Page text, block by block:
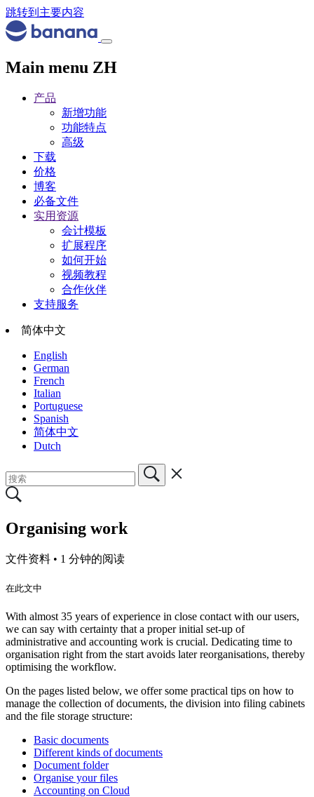
跳转到主要内容
Main menu ZH
产品
新增功能
功能特点
高级
下载
价格
博客
必备文件
实用资源
会计模板
扩展程序
如何开始
视频教程
合作伙伴
支持服务
简体中文
English
German
French
Italian
Portuguese
Spanish
简体中文
Dutch
Organising work
文件资料 • 1 分钟的阅读
在此文中
With almost 35 years of experience in close contact with our users,
we can say with certainty that a proper initial set-up of
administrative and accounting work is crucial. Dedicating time to
organisation right from the start avoids later reorganisations, thereby
optimising the workflow.
On the pages listed below, we offer some practical tips on how to
manage the collection of documents, the division into filing cabinets
and the file storage structure:
Basic documents
Different kinds of documents
Document folder
Organise your files
Accounting on Cloud